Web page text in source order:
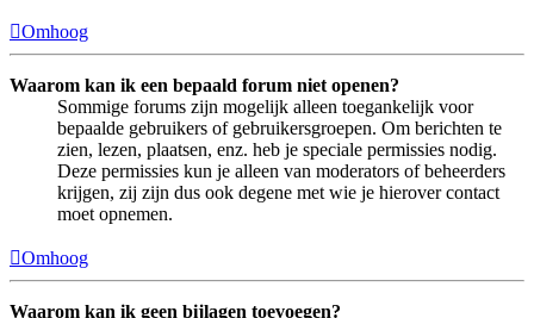
Omhoog
Waarom kan ik een bepaald forum niet openen?
Sommige forums zijn mogelijk alleen toegankelijk voor
bepaalde gebruikers of gebruikersgroepen. Om berichten te
zien, lezen, plaatsen, enz. heb je speciale permissies nodig.
Deze permissies kun je alleen van moderators of beheerders
krijgen, zij zijn dus ook degene met wie je hierover contact
moet opnemen.
Omhoog
Waarom kan ik geen bijlagen toevoegen?